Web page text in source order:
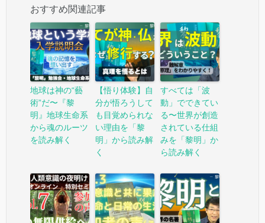
おすすめ関連記事
地球は神の“藝
術”だ〜『黎
明』地球生命系
から魂のルーツ
を読み解く
【悟り体験】自
分が悟ろうして
も目覚められな
い理由を「黎
明」から読み解
く
すべては「波
動」でできてい
る〜世界が創造
されている仕組
みを「黎明」か
ら読み解く